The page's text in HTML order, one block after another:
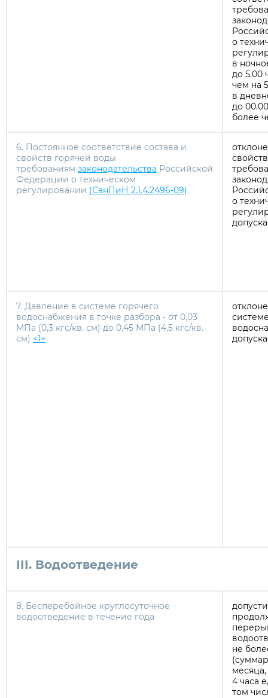
о
в
до 5.00
чем на
в
до
более
6. Постоянное соответствие состава и
свойств горячей воды
требованиям законодательства Российской
Федерации о техническом
регулировании (СанПиН 2.1.4.2496-09)
о
7. Давление в системе горячего
водоснабжения в точке разбора - от 0,03
МПа (0,3 кгс/кв. см) до 0,45 МПа (4,5 кгс/кв.
см) <1>
III. Водоотведение
8. Бесперебойное круглосуточное
водоотведение в течение года
не
месяца,
4 часа
том